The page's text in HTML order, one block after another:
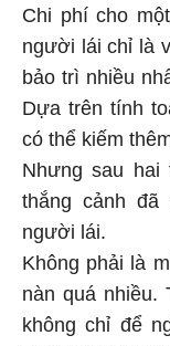
Chi phí cho
người lái chỉ là
bảo trì nhiều
Dựa trên tính
có thể kiếm
Nhưng sau hai
thắng cảnh đã
người lái.
Không phải là
nàn quá nhiều.
không chỉ để